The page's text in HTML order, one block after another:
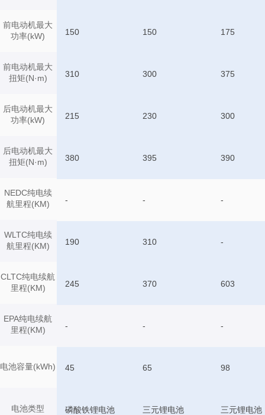
前电动机最大
功率(kW)
前电动机最大
扭矩(N·m)
后电动机最大
功率(kW)
后电动机最大
扭矩(N·m)
NEDC纯电续
航里程(KM)
WLTC纯电续
航里程(KM)
CLTC纯电续航
里程(KM)
EPA纯电续航
里程(KM)
电池容量(kWh)
电池类型
150 150 175
310 300 375
215 230 300
380 395 390
- - -
190 310 -
245 370 603
- - -
45 65 98
磷酸铁锂电池 三元锂电池 三元锂电池